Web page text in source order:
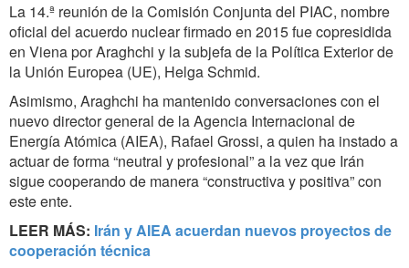
La 14.ª reunión de la Comisión Conjunta del PIAC, nombre
oficial del acuerdo nuclear firmado en 2015 fue copresidida
en Viena por Araghchi y la subjefa de la Política Exterior de
la Unión Europea (UE), Helga Schmid.
Asimismo, Araghchi ha mantenido conversaciones con el
nuevo director general de la Agencia Internacional de
Energía Atómica (AIEA), Rafael Grossi, a quien ha instado a
actuar de forma “neutral y profesional” a la vez que Irán
sigue cooperando de manera “constructiva y positiva” con
este ente.
LEER MÁS: Irán y AIEA acuerdan nuevos proyectos de
cooperación técnica